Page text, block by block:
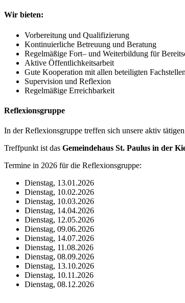
Wir bieten:
Vorbereitung und Qualifizierung
Kontinuierliche Betreuung und Beratung
Regelmäßige Fort– und Weiterbildung für
Aktive Öffentlichkeitsarbeit
Gute Kooperation mit allen beteiligten Fachstellen
Supervision und Reflexion
Regelmäßige Erreichbarkeit
Reflexionsgruppe
In der Reflexionsgruppe treffen sich unsere aktiv
Treffpunkt ist das Gemeindehaus St. Paulus in der
Termine in 2026 für die Reflexionsgruppe:
Dienstag, 13.01.2026
Dienstag, 10.02.2026
Dienstag, 10.03.2026
Dienstag, 14.04.2026
Dienstag, 12.05.2026
Dienstag, 09.06.2026
Dienstag, 14.07.2026
Dienstag, 11.08.2026
Dienstag, 08.09.2026
Dienstag, 13.10.2026
Dienstag, 10.11.2026
Dienstag, 08.12.2026